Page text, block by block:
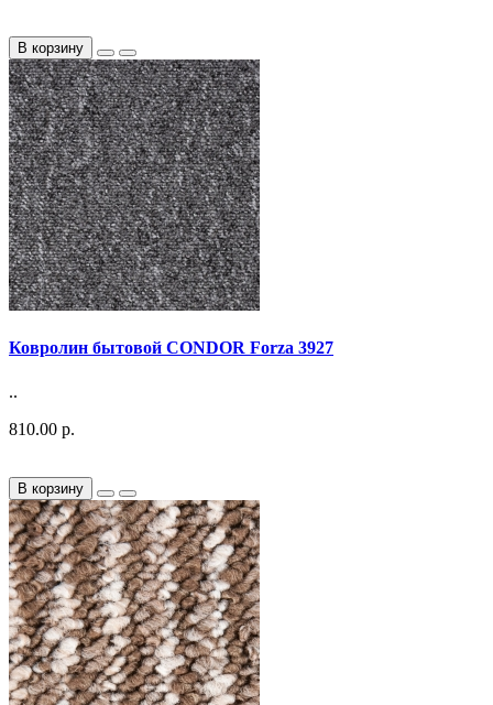
В корзину
Ковролин бытовой CONDOR Forza 3927
..
810.00 р.
В корзину